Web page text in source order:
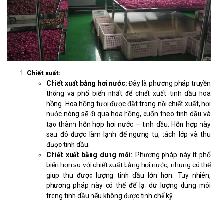
Chiết xuất:
Chiết xuất bằng hơi nước: Đây là phương pháp truyền
thống và phổ biến nhất để chiết xuất tinh dầu hoa
hồng. Hoa hồng tươi được đặt trong nồi chiết xuất, hơi
nước nóng sẽ đi qua hoa hồng, cuốn theo tinh dầu và
tạo thành hỗn hợp hơi nước – tinh dầu. Hỗn hợp này
sau đó được làm lạnh để ngưng tụ, tách lớp và thu
được tinh dầu.
Chiết xuất bằng dung môi: Phương pháp này ít phổ
biến hơn so với chiết xuất bằng hơi nước, nhưng có thể
giúp thu được lượng tinh dầu lớn hơn. Tuy nhiên,
phương pháp này có thể để lại dư lượng dung môi
trong tinh dầu nếu không được tinh chế kỹ.